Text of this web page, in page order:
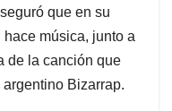
que en su
hace música, junto a
de la canción que
Bizarrap.